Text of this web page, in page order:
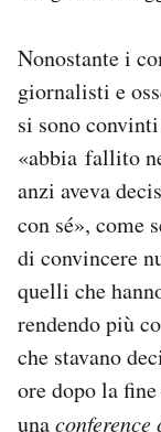
Nonostante i
giornalisti e
si sono
«abbia fallito
anzi aveva
con sé», come
di convincere
quelli che
rendendo più
che stavano
ore dopo la
unaconference